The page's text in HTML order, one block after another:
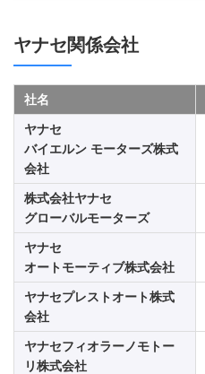
ヤナセ関係会社
社名
ヤナセ
バイエルン モーターズ株式
会社
株式会社ヤナセ
グローバルモーターズ
ヤナセ
オートモーティブ株式会社
ヤナセプレストオート株式
会社
ヤナセフィオラーノモトー
リ株式会社